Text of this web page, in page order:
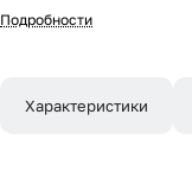
14.4 Вт/м (72 Вт на 5м),
цветопередача CRI>85.
Подробности
Характеристики